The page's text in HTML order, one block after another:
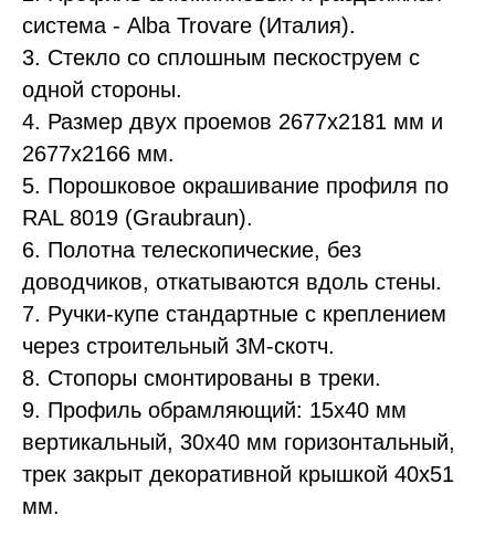
система - Alba Trovare (Италия).
3. Стекло со сплошным пескоструем с
одной стороны.
4. Размер двух проемов 2677х2181 мм и
2677х2166 мм.
5. Порошковое окрашивание профиля по
RAL 8019 (Graubraun).
6. Полотна телескопические, без
доводчиков, откатываются вдоль стены.
7. Ручки-купе стандартные с креплением
через строительный 3М-скотч.
8. Стопоры смонтированы в треки.
9. Профиль обрамляющий: 15х40 мм
вертикальный, 30х40 мм горизонтальный,
трек закрыт декоративной крышкой 40х51
мм.